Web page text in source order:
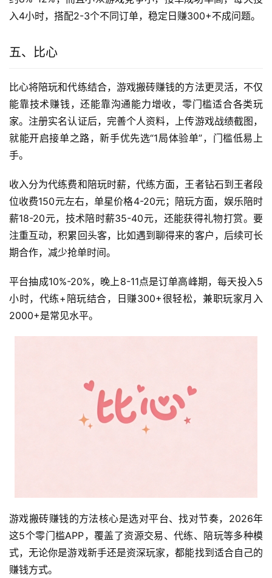
入4小时，搭配2-3个不同订单，稳定日赚300+不成问题。
五、比心
比心将陪玩和代练结合，游戏搬砖赚钱的方法更灵活，不仅
能靠技术赚钱，还能靠沟通能力增收，零门槛适合各类玩
家。注册实名认证后，完善个人资料，上传游戏战绩截图，
就能开启接单之路，新手优先选“1局体验单”，门槛低易上
手。
收入分为代练费和陪玩时薪，代练方面，王者钻石到王者段
位收费150元左右，单星价格4-20元；陪玩方面，娱乐陪时
薪18-20元，技术陪时薪35-40元，还能获得礼物打赏。要
注重互动，积累回头客，比如遇到聊得来的客户，后续可长
期合作，减少抢单时间。
平台抽成10%-20%，晚上8-11点是订单高峰期，每天投入5
小时，代练+陪玩结合，日赚300+很轻松，兼职玩家月入
2000+是常见水平。
游戏搬砖赚钱的方法核心是选对平台、找对节奏，2026年
这5个零门槛APP，覆盖了资源交易、代练、陪玩等多种模
式，无论你是游戏新手还是资深玩家，都能找到适合自己的
赚钱方式。